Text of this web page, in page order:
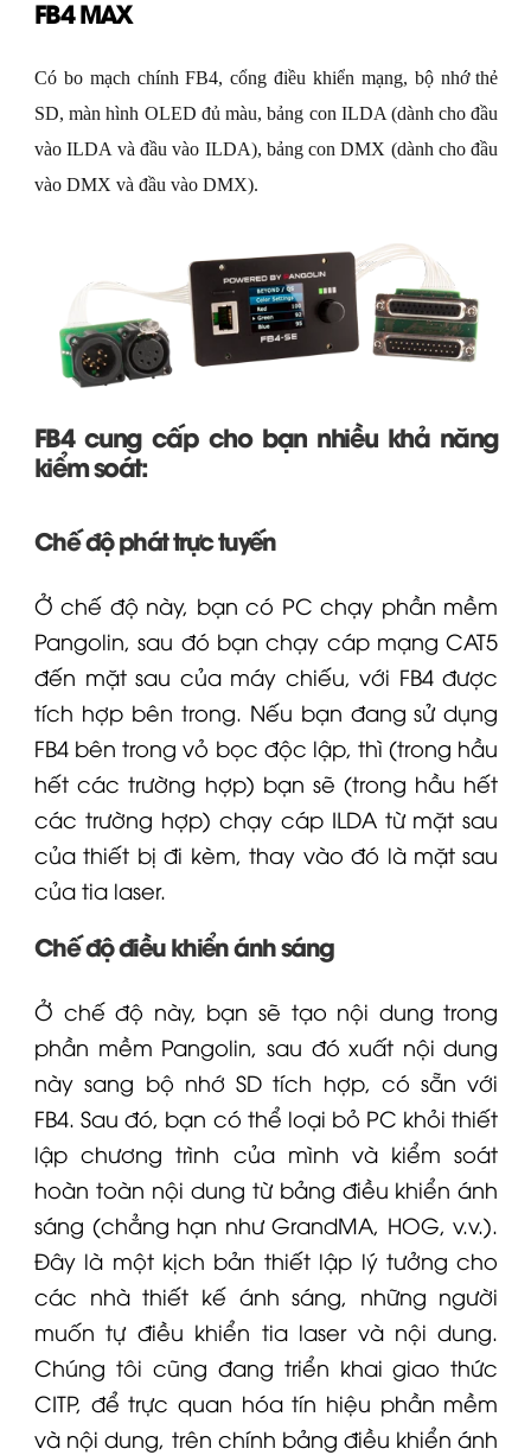
FB4 MAX
Có bo mạch chính FB4, cổng điều khiển mạng, bộ nhớ thẻ
SD, màn hình OLED đủ màu, bảng con ILDA (dành cho đầu
vào ILDA và đầu vào ILDA), bảng con DMX (dành cho đầu
vào DMX và đầu vào DMX).
FB4 cung cấp cho bạn nhiều khả năng
kiểm soát:
Chế độ phát trực tuyến
Ở chế độ này, bạn có PC chạy phần mềm
Pangolin, sau đó bạn chạy cáp mạng CAT5
đến mặt sau của máy chiếu, với FB4 được
tích hợp bên trong. Nếu bạn đang sử dụng
FB4 bên trong vỏ bọc độc lập, thì (trong hầu
hết các trường hợp) bạn sẽ (trong hầu hết
các trường hợp) chạy cáp ILDA từ mặt sau
của thiết bị đi kèm, thay vào đó là mặt sau
của tia laser.
Chế độ điều khiển ánh sáng
Ở chế độ này, bạn sẽ tạo nội dung trong
phần mềm Pangolin, sau đó xuất nội dung
này sang bộ nhớ SD tích hợp, có sẵn với
FB4. Sau đó, bạn có thể loại bỏ PC khỏi thiết
lập chương trình của mình và kiểm soát
hoàn toàn nội dung từ bảng điều khiển ánh
sáng (chẳng hạn như GrandMA, HOG, v.v.).
Đây là một kịch bản thiết lập lý tưởng cho
các nhà thiết kế ánh sáng, những người
muốn tự điều khiển tia laser và nội dung.
Chúng tôi cũng đang triển khai giao thức
CITP, để trực quan hóa tín hiệu phần mềm
và nội dung, trên chính bảng điều khiển ánh